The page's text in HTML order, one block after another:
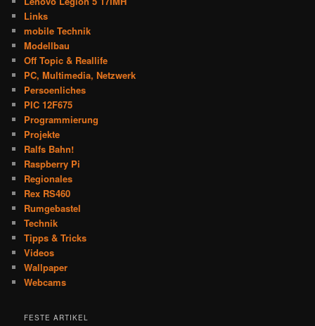
Links
mobile Technik
Modellbau
Off Topic & Reallife
PC, Multimedia, Netzwerk
Persoenliches
PIC 12F675
Programmierung
Projekte
Ralfs Bahn!
Raspberry Pi
Regionales
Rex RS460
Rumgebastel
Technik
Tipps & Tricks
Videos
Wallpaper
Webcams
FESTE ARTIKEL